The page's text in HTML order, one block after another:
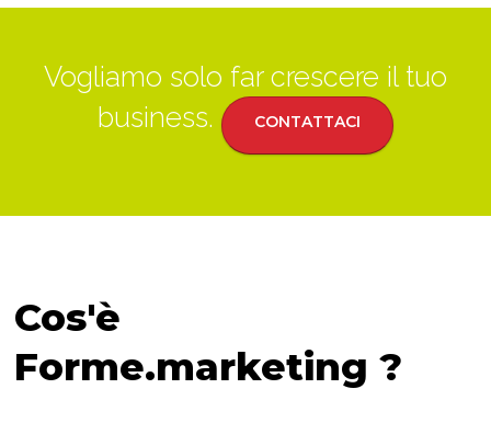
Vogliamo solo far crescere il tuo
business.
CONTATTACI
Cos'è
Forme.marketing ?